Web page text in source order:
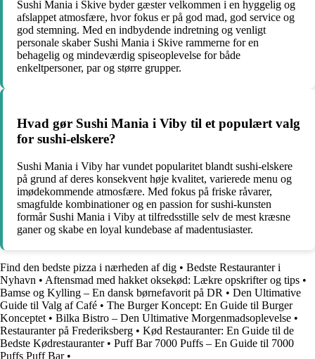
Sushi Mania i Skive byder gæster velkommen i en hyggelig og
afslappet atmosfære, hvor fokus er på god mad, god service og
god stemning. Med en indbydende indretning og venligt
personale skaber Sushi Mania i Skive rammerne for en
behagelig og mindeværdig spiseoplevelse for både
enkeltpersoner, par og større grupper.
Hvad gør Sushi Mania i Viby til et populært valg
for sushi-elskere?
Sushi Mania i Viby har vundet popularitet blandt sushi-elskere
på grund af deres konsekvent høje kvalitet, varierede menu og
imødekommende atmosfære. Med fokus på friske råvarer,
smagfulde kombinationer og en passion for sushi-kunsten
formår Sushi Mania i Viby at tilfredsstille selv de mest kræsne
ganer og skabe en loyal kundebase af madentusiaster.
Find den bedste pizza i nærheden af dig • Bedste Restauranter i
Nyhavn • Aftensmad med hakket oksekød: Lækre opskrifter og tips •
Bamse og Kylling – En dansk børnefavorit på DR • Den Ultimative
Guide til Valg af Café • The Burger Koncept: En Guide til Burger
Konceptet • Bilka Bistro – Den Ultimative Morgenmadsoplevelse •
Restauranter på Frederiksberg • Kød Restauranter: En Guide til de
Bedste Kødrestauranter• Puff Bar 7000 Puffs – En Guide til 7000
Puffs Puff Bar•